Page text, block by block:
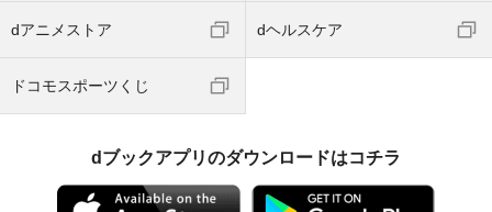
dアニメストア dヘルスケア
ドコモスポーツくじ
dブックアプリのダウンロードはコチラ